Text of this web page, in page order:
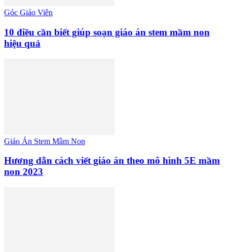
Góc Giáo Viên
10 điều cần biết giúp soạn giáo án stem mầm non
hiệu quả
Giáo Án Stem Mầm Non
Hương dẫn cách viết giáo án theo mô hình 5E mầm
non 2023